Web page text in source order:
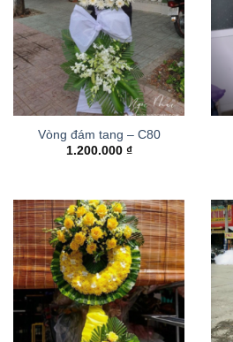
Vòng đám tang – C80
1.200.000 ₫